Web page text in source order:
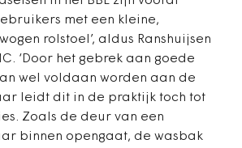
met een kleine,
rolstoel’, aldus Ranshuijsen
‘Door het gebrek aan goede
wel voldaan worden aan de
leidt dit in de praktijk toch tot
Zoals de deur van een
binnen opengaat, de wasbak